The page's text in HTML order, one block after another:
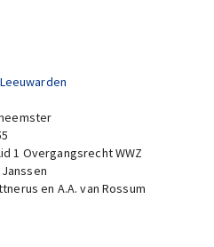
1 Overgangsrecht WWZ
Janssen
en A.A. van Rossum